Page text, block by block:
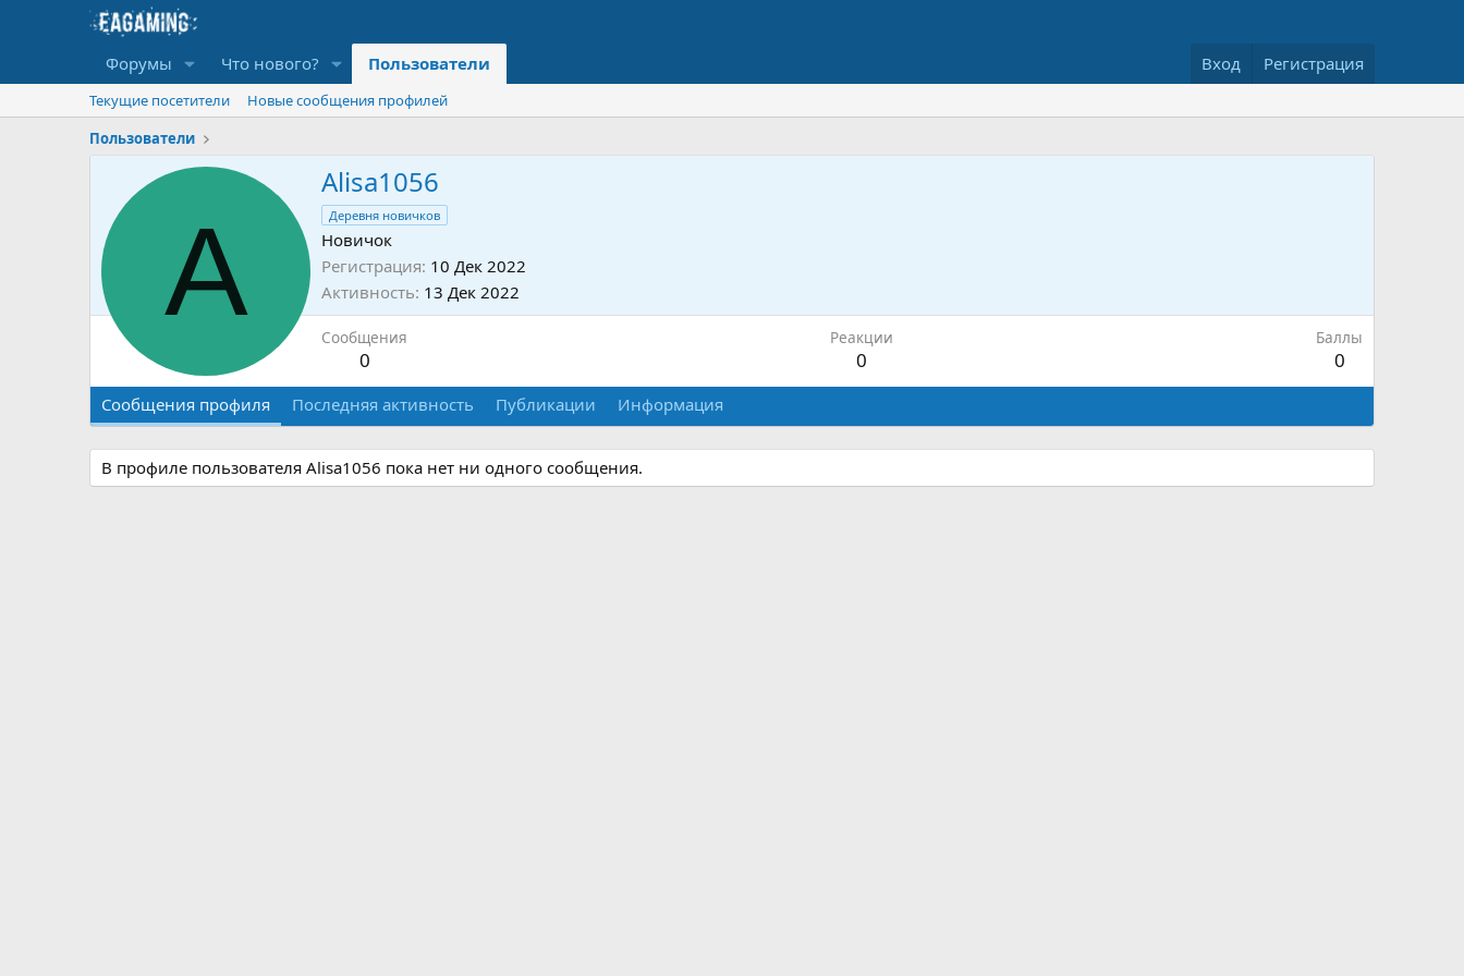
Форумы Что нового? Пользователи Вход Регистрация
Текущие посетители
Новые сообщения профилей
Пользователи
A
Alisa1056
Деревня новичков
Новичок
Регистрация 10 Дек 2022
Активность 13 Дек 2022
Сообщения
0
Реакции
0
Баллы
0
Сообщения профиля Последняя активность Публикации Информация
В профиле пользователя Alisa1056 пока нет ни одного сообщения.